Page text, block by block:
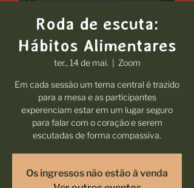
Roda de escuta:
Hábitos Alimentares
ter., 14 de mai. Zoom
Em cada sessão um tema central é trazido
para a mesa e as participantes
experenciam estar em um lugar seguro
para falar com o coração e serem
escutadas de forma compassiva.
Os ingressos não estão à venda